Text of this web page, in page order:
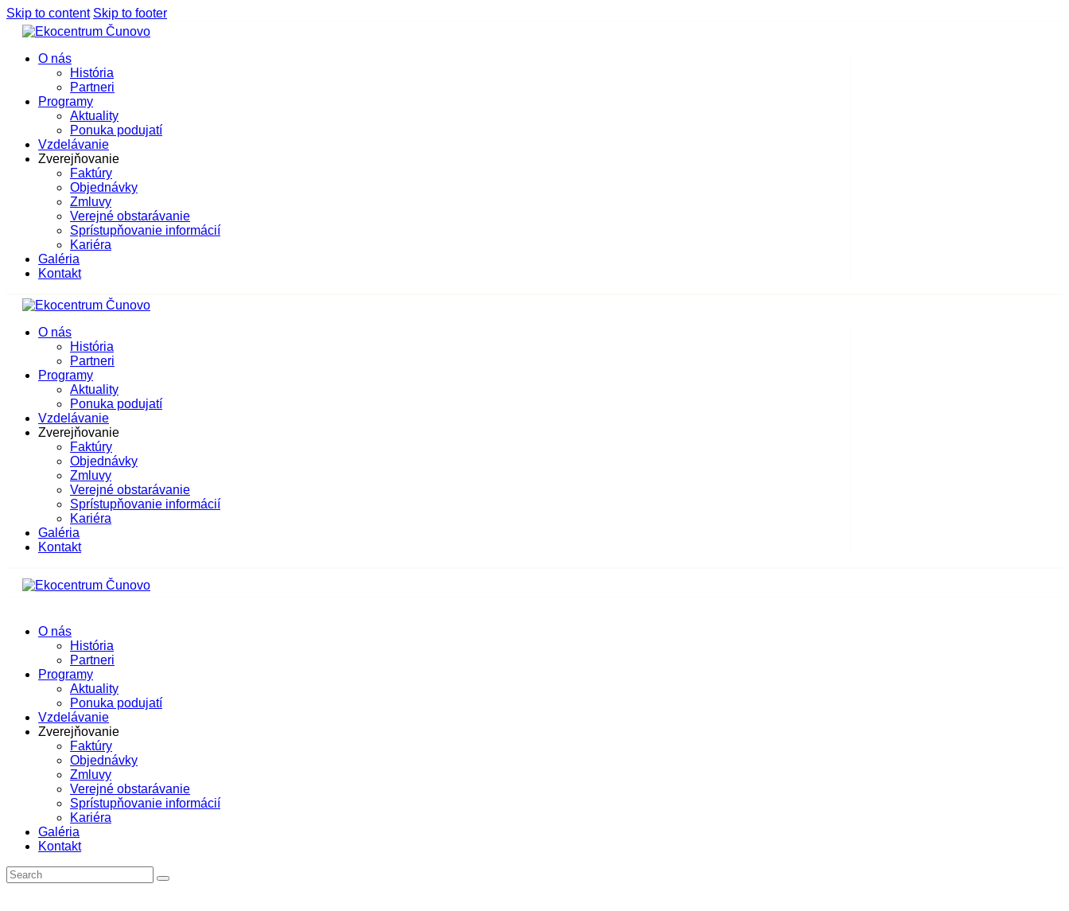
Skip to content Skip to footer
O nás
História
Partneri
Programy
Aktuality
Ponuka podujatí
Vzdelávanie
Zverejňovanie
Faktúry
Objednávky
Zmluvy
Verejné obstarávanie
Sprístupňovanie informácií
Kariéra
Galéria
Kontakt
O nás
História
Partneri
Programy
Aktuality
Ponuka podujatí
Vzdelávanie
Zverejňovanie
Faktúry
Objednávky
Zmluvy
Verejné obstarávanie
Sprístupňovanie informácií
Kariéra
Galéria
Kontakt
O nás
História
Partneri
Programy
Aktuality
Ponuka podujatí
Vzdelávanie
Zverejňovanie
Faktúry
Objednávky
Zmluvy
Verejné obstarávanie
Sprístupňovanie informácií
Kariéra
Galéria
Kontakt